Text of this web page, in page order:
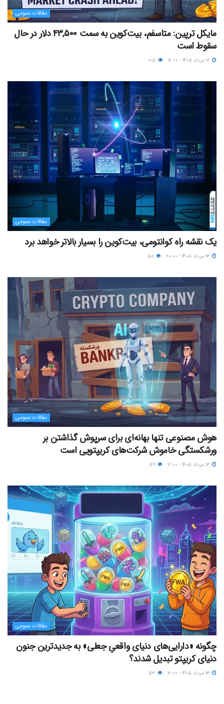
مقالات عمومی
مایکل ترپین: متاسفم، بیت‌کوین به سمت ۴۳,۵۰۰ دلار در حال
سقوط است
مقالات عمومی
یک نقشه راه کوانتومی، بیت‌کوین را بسیار بالاتر خواهد برد
مقالات عمومی
هوش مصنوعی تنها بهانه‌ای برای سرپوش گذاشتن بر
ورشکستگی خاموش شرکت‌های کریپتویی است
مقالات عمومی
چگونه «دارایی‌های دنیای واقعیِ جعلی» به جدیدترین جنون
دنیای کریپتو تبدیل شدند؟